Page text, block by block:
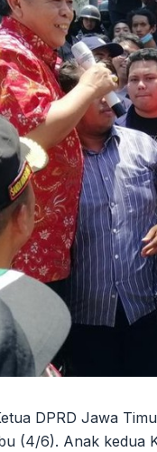
DPRD Jawa
(4/6). Anak kedua